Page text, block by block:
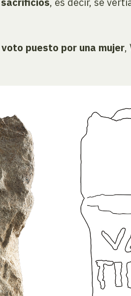
voto puesto por una mujer,